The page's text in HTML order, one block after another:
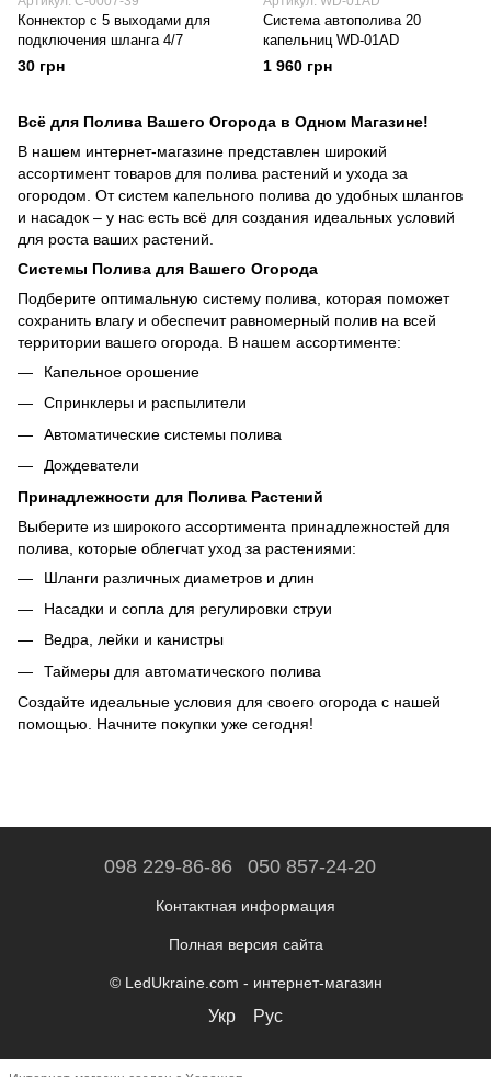
Коннектор с 5 выходами для
подключения шланга 4/7
30 грн
Система автополива 20
капельниц WD-01AD
1 960 грн
Всё для Полива Вашего Огорода в Одном Магазине!
В нашем интернет-магазине представлен широкий
ассортимент товаров для полива растений и ухода за
огородом. От систем капельного полива до удобных шлангов
и насадок – у нас есть всё для создания идеальных условий
для роста ваших растений.
Системы Полива для Вашего Огорода
Подберите оптимальную систему полива, которая поможет
сохранить влагу и обеспечит равномерный полив на всей
территории вашего огорода. В нашем ассортименте:
Капельное орошение
Спринклеры и распылители
Автоматические системы полива
Дождеватели
Принадлежности для Полива Растений
Выберите из широкого ассортимента принадлежностей для
полива, которые облегчат уход за растениями:
Шланги различных диаметров и длин
Насадки и сопла для регулировки струи
Ведра, лейки и канистры
Таймеры для автоматического полива
Создайте идеальные условия для своего огорода с нашей
помощью. Начните покупки уже сегодня!
098 229-86-86 050 857-24-20
Контактная информация
Полная версия сайта
© LedUkraine.com - интернет-магазин
Укр Рус